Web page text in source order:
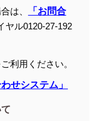
は、
「お問合
ヤル0120-27-192
利用ください。
せシステム」